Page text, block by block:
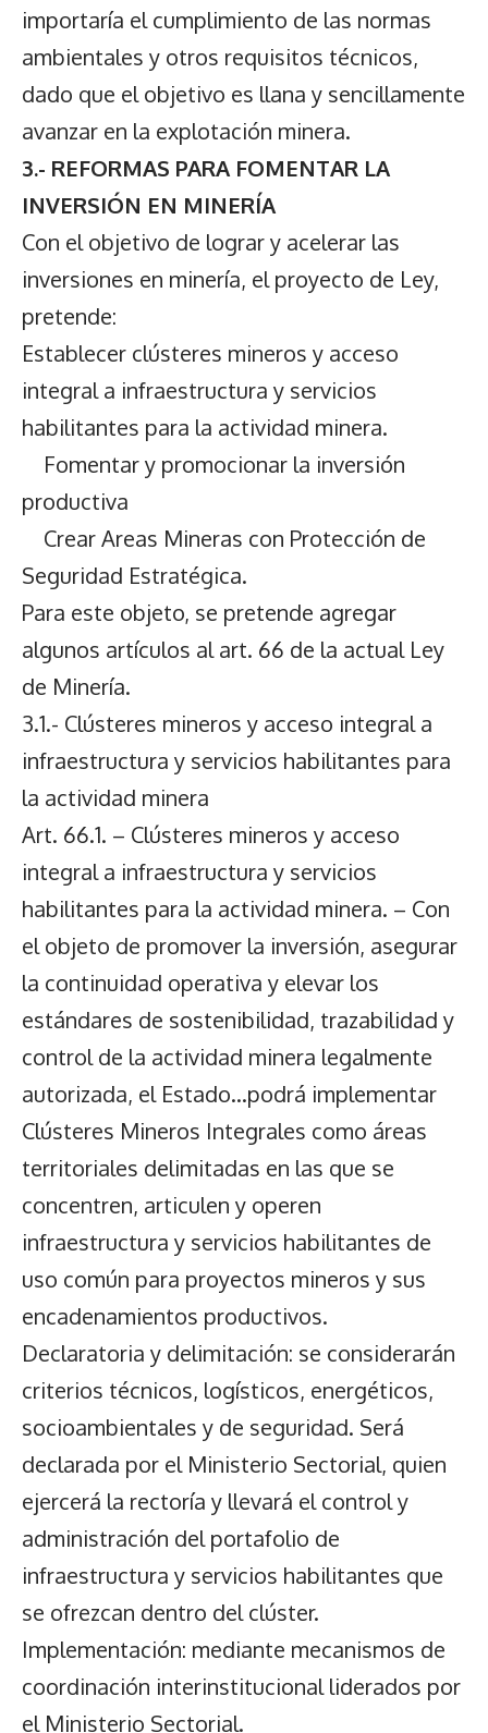
importaría el cumplimiento de las normas
ambientales y otros requisitos técnicos,
dado que el objetivo es llana y sencillamente
avanzar en la explotación minera.
3.- REFORMAS PARA FOMENTAR LA
INVERSIÓN EN MINERÍA
Con el objetivo de lograr y acelerar las
inversiones en minería, el proyecto de Ley,
pretende:
Establecer clústeres mineros y acceso
integral a infraestructura y servicios
habilitantes para la actividad minera.
Fomentar y promocionar la inversión
productiva
Crear Areas Mineras con Protección de
Seguridad Estratégica.
Para este objeto, se pretende agregar
algunos artículos al art. 66 de la actual Ley
de Minería.
3.1.- Clústeres mineros y acceso integral a
infraestructura y servicios habilitantes para
la actividad minera
Art. 66.1. – Clústeres mineros y acceso
integral a infraestructura y servicios
habilitantes para la actividad minera. – Con
el objeto de promover la inversión, asegurar
la continuidad operativa y elevar los
estándares de sostenibilidad, trazabilidad y
control de la actividad minera legalmente
autorizada, el Estado…podrá implementar
Clústeres Mineros Integrales como áreas
territoriales delimitadas en las que se
concentren, articulen y operen
infraestructura y servicios habilitantes de
uso común para proyectos mineros y sus
encadenamientos productivos.
Declaratoria y delimitación: se considerarán
criterios técnicos, logísticos, energéticos,
socioambientales y de seguridad. Será
declarada por el Ministerio Sectorial, quien
ejercerá la rectoría y llevará el control y
administración del portafolio de
infraestructura y servicios habilitantes que
se ofrezcan dentro del clúster.
Implementación: mediante mecanismos de
coordinación interinstitucional liderados por
el Ministerio Sectorial.